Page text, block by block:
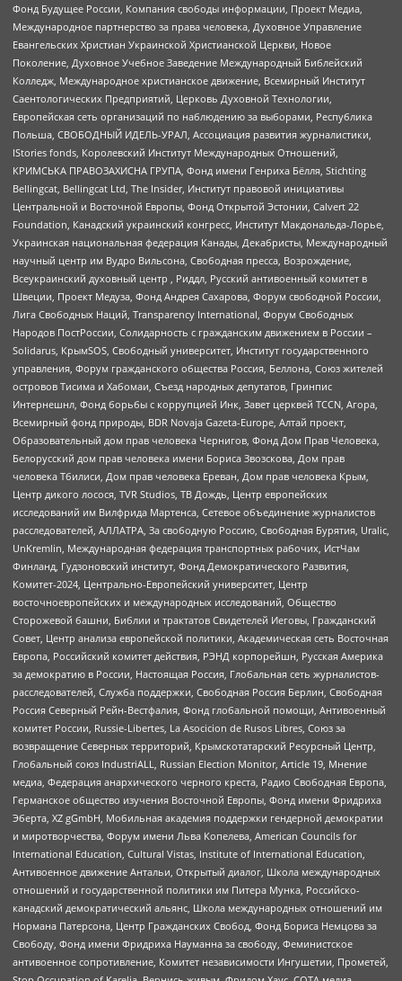
Фонд Будущее России, Компания свободы информации, Проект Медиа,
Международное партнерство за права человека, Духовное Управление
Евангельских Христиан Украинской Христианской Церкви, Новое
Поколение, Духовное Учебное Заведение Международный Библейский
Колледж, Международное христианское движение, Всемирный Институт
Саентологических Предприятий, Церковь Духовной Технологии,
Европейская сеть организаций по наблюдению за выборами, Республика
Польша, СВОБОДНЫЙ ИДЕЛЬ-УРАЛ, Ассоциация развития журналистики,
IStories fonds, Королевский Институт Международных Отношений,
КРИМСЬКА ПРАВОЗАХИСНА ГРУПА, Фонд имени Генриха Бёлля, Stichting
Bellingcat, Bellingcat Ltd, The Insider, Институт правовой инициативы
Центральной и Восточной Европы, Фонд Открытой Эстонии, Calvert 22
Foundation, Канадский украинский конгресс, Институт Макдональда-Лорье,
Украинская национальная федерация Канады, Декабристы, Международный
научный центр им Вудро Вильсона, Свободная пресса, Возрождение,
Всеукраинский духовный центр , Риддл, Русский антивоенный комитет в
Швеции, Проект Медуза, Фонд Андрея Сахарова, Форум свободной России,
Лига Свободных Наций, Transparеncy International, Форум Свободных
Народов ПостРоссии, Солидарность с гражданским движением в России –
Solidarus, КрымSOS, Свободный университет, Институт государственного
управления, Форум гражданского общества Россия, Беллона, Союз жителей
островов Тисима и Хабомаи, Съезд народных депутатов, Гринпис
Интернешнл, Фонд борьбы с коррупцией Инк, Завет церквей TCCN, Агора,
Всемирный фонд природы, BDR Novaja Gazeta-Europe, Алтай проект,
Образовательный дом прав человека Чернигов, Фонд Дом Прав Человека,
Белорусский дом прав человека имени Бориса Звозскова, Дом прав
человека Тбилиси, Дом прав человека Ереван, Дом прав человека Крым,
Центр дикого лосося, TVR Studios, ТВ Дождь, Центр европейских
исследований им Вилфрида Мартенса, Сетевое объединение журналистов
расследователей, АЛЛАТРА, За свободную Россию, Свободная Бурятия, Uralic,
UnKremlin, Международная федерация транспортных рабочих, ИстЧам
Финланд, Гудзоновский институт, Фонд Демократического Развития,
Комитет-2024, Центрально-Европейский университет, Центр
восточноевропейских и международных исследований, Общество
Сторожевой башни, Библии и трактатов Свидетелей Иеговы, Гражданский
Совет, Центр анализа европейской политики, Академическая сеть Восточная
Европа, Российский комитет действия, РЭНД корпорейшн, Русская Америка
за демократию в России, Настоящая Россия, Глобальная сеть журналистов-
расследователей, Служба поддержки, Свободная Россия Берлин, Свободная
Россия Северный Рейн-Вестфалия, Фонд глобальной помощи, Антивоенный
комитет России, Russie-Libertes, La Asocicion de Rusos Libres, Союз за
возвращение Северных территорий, Крымскотатарский Ресурсный Центр,
Глобальный союз IndustriALL, Russian Election Monitor, Article 19, Мнение
медиа, Федерация анархического черного креста, Радио Свободная Европа,
Германское общество изучения Восточной Европы, Фонд имени Фридриха
Эберта, XZ gGmbH, Мобильная академия поддержки гендерной демократии
и миротворчества, Форум имени Льва Копелева, American Councils for
International Education, Cultural Vistas, Institute of International Education,
Антивоенное движение Антальи, Открытый диалог, Школа международных
отношений и государственной политики им Питера Мунка, Российско-
канадский демократический альянс, Школа международных отношений им
Нормана Патерсона, Центр Гражданских Свобод, Фонд Бориса Немцова за
Свободу, Фонд имени Фридриха Науманна за свободу, Феминистское
антивоенное сопротивление, Комитет независимости Ингушетии, Прометей,